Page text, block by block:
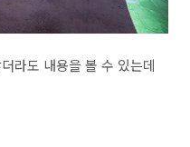
라도 내용을 볼 수 있는데